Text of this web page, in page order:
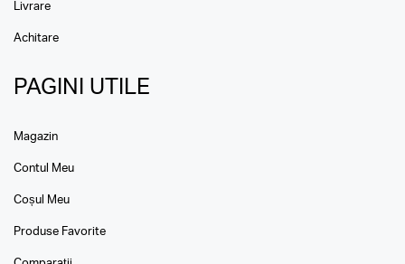
Livrare
Achitare
PAGINI UTILE
Magazin
Contul Meu
Coșul Meu
Produse Favorite